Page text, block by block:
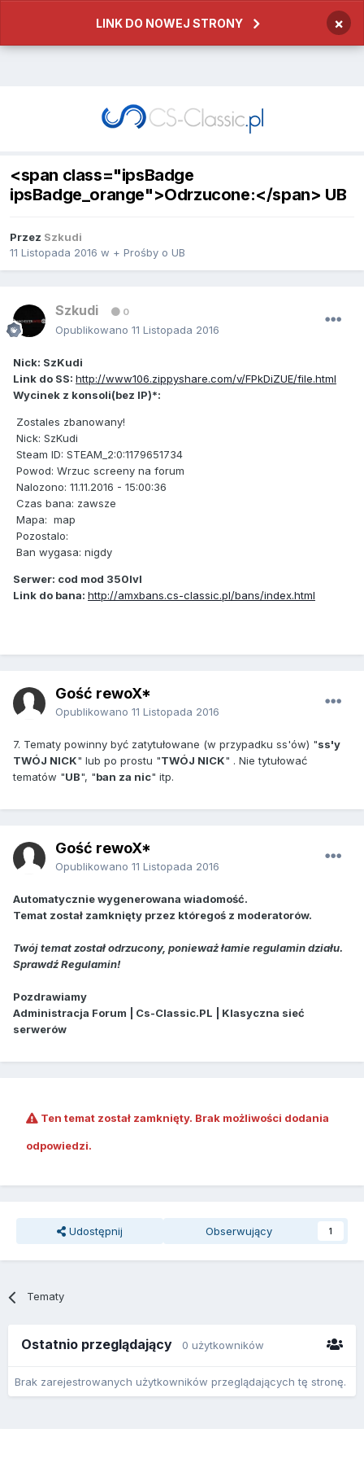
LINK DO NOWEJ STRONY ×
<span class="ipsBadge
ipsBadge_orange">Odrzucone:</span> UB
Przez Szkudi
11 Listopada 2016 w + Prośby o UB
Szkudi 0
Opublikowano 11 Listopada 2016
Nick: SzKudi
Link do SS: http://www106.zippyshare.com/v/FPkDiZUE/file.html
Wycinek z konsoli(bez IP)*:
Zostales zbanowany!
Nick: SzKudi
Steam ID: STEAM_2:0:1179651734
Powod: Wrzuc screeny na forum
Nalozono: 11.11.2016 - 15:00:36
Czas bana: zawsze
Mapa: map
Pozostalo:
Ban wygasa: nigdy
Serwer: cod mod 350lvl
Link do bana: http://amxbans.cs-classic.pl/bans/index.html
Gość rewoX*
Opublikowano 11 Listopada 2016
7. Tematy powinny być zatytułowane (w przypadku ss'ów) "ss'y
TWÓJ NICK" lub po prostu "TWÓJ NICK" . Nie tytułować
tematów "UB", "ban za nic" itp.
Gość rewoX*
Opublikowano 11 Listopada 2016
Automatycznie wygenerowana wiadomość.
Temat został zamknięty przez któregoś z moderatorów.
Twój temat został odrzucony, ponieważ łamie regulamin działu.
Sprawdź Regulamin!
Pozdrawiamy
Administracja Forum | Cs-Classic.PL | Klasyczna sieć
serwerów
Ten temat został zamknięty. Brak możliwości dodania
odpowiedzi.
Udostępnij Obserwujący 1
Tematy
Ostatnio przeglądający 0 użytkowników
Brak zarejestrowanych użytkowników przeglądających tę stronę.